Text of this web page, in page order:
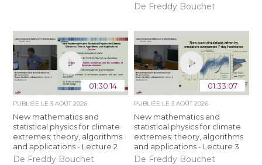
De Freddy Bouchet
01:30:14
PUBLIÉE LE3 AOÛT 2026
New mathematics and
statistical physics for climate
extremes: theory, algorithms
and applications - Lecture 2
De Freddy Bouchet
01:33:07
PUBLIÉE LE 3 AOÛT 2026
New mathematics and
statistical physics for climate
extremes: theory, algorithms
and applications - Lecture 3
De Freddy Bouchet